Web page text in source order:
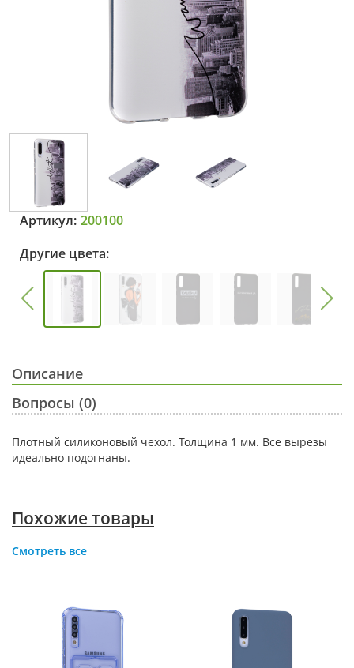
Артикул: 200100
Другие цвета:
Описание
Вопросы (0)
Плотный силиконовый чехол. Толщина 1 мм. Все вырезы
идеально подогнаны.
Похожие товары
Смотреть все